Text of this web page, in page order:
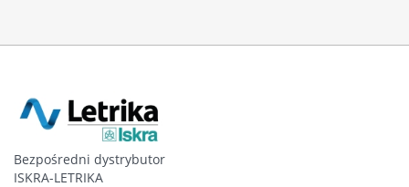
Bezpośredni dystrybutor
ISKRA-LETRIKA